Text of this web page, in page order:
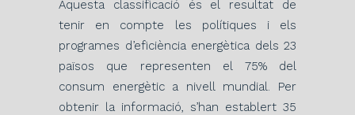
Aquesta classificació és el resultat de
tenir en compte les polítiques i els
programes d’eficiència energètica dels 23
països que representen el 75% del
consum energètic a nivell mundial. Per
obtenir la informació, s’han establert 35